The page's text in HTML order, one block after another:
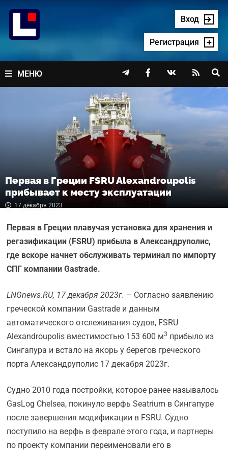
содержимому
Вход
Регистрация
МЕНЮ    
Первая в Греции FSRU Alexandroupolis
прибывает к месту эксплуатации
17 декабря 2023
Первая в Греции плавучая установка для хранения и
регазификации (FSRU) прибыла в Александруполис,
где вскоре начнет обслуживать терминал по импорту
СПГ компании Gastrade.
LNGnews.RU, 17 декабря 2023г. – Согласно заявлению
греческой компании Gastrade и данным
автоматического отслеживания судов, FSRU
Alexandroupolis вместимостью 153 600 м3 прибыло из
Сингапура и встало на якорь у берегов греческого
порта Александруполис 17 декабря 2023г.
Судно 2010 года постройки, которое ранее называлось
GasLog Chelsea, покинуло верфь Seatrium в Сингапуре
после завершения модификации в FSRU. Судно
поступило на верфь в феврале этого года, и партнеры
по проекту компании переименовали его в